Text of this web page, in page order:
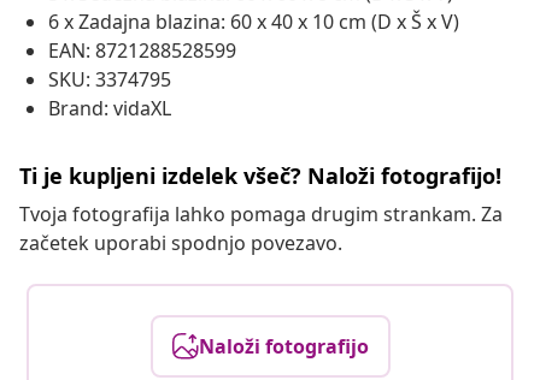
6 x Zadajna blazina: 60 x 40 x 10 cm (D x Š x V)
EAN: 8721288528599
SKU: 3374795
Brand: vidaXL
Ti je kupljeni izdelek všeč? Naloži fotografijo!
Tvoja fotografija lahko pomaga drugim strankam. Za
začetek uporabi spodnjo povezavo.
Naloži fotografijo